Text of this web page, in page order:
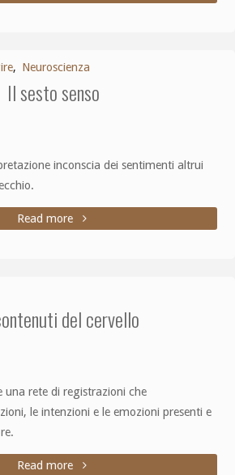
, Neuroscienza
Il sesto senso
inconscia dei sentimenti altrui
Read more
del cervello
una rete di registrazioni che
le intenzioni e le emozioni presenti e
Read more